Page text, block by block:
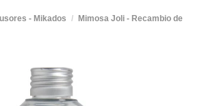
- Mikados
Mimosa Joli - Recambio de